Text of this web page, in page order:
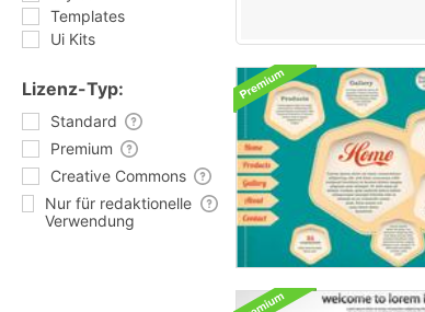
Templates
Ui Kits
Lizenz-Typ:
Standard
Premium
Creative Commons
Nur für redaktionelle
Verwendung